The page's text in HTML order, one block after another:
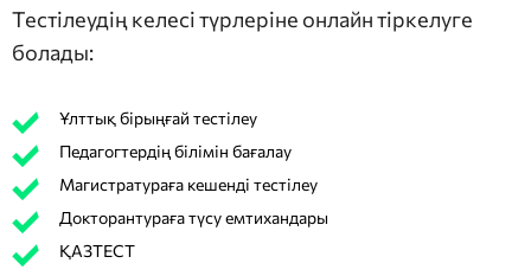
Тестілеудің келесі түрлеріне онлайн тіркелуге
болады:
Ұлттық бірыңғай тестілеу
Педагогтердің білімін бағалау
Магистратураға кешенді тестілеу
Докторантураға түсу емтихандары
ҚАЗТЕСТ